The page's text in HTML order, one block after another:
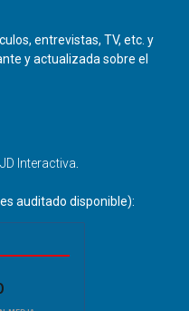
entrevistas, TV, etc. y
y actualizada sobre el
Interactiva
auditado disponible):